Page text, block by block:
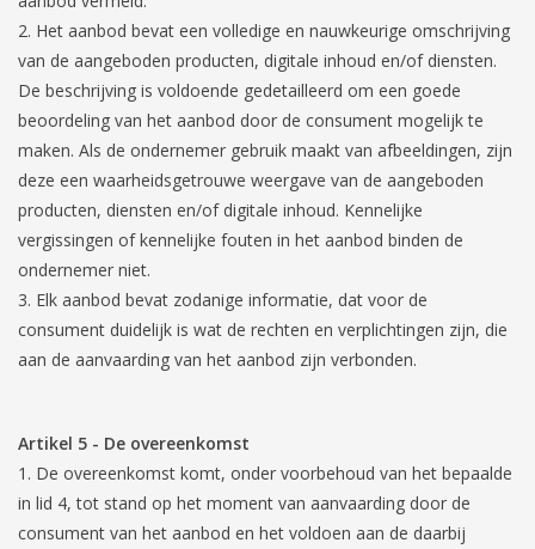
Het aanbod bevat een volledige en nauwkeurige omschrijving
van de aangeboden producten, digitale inhoud en/of diensten.
De beschrijving is voldoende gedetailleerd om een goede
beoordeling van het aanbod door de consument mogelijk te
maken. Als de ondernemer gebruik maakt van afbeeldingen, zijn
deze een waarheidsgetrouwe weergave van de aangeboden
producten, diensten en/of digitale inhoud. Kennelijke
vergissingen of kennelijke fouten in het aanbod binden de
ondernemer niet.
Elk aanbod bevat zodanige informatie, dat voor de
consument duidelijk is wat de rechten en verplichtingen zijn, die
aan de aanvaarding van het aanbod zijn verbonden.
Artikel 5 - De overeenkomst
De overeenkomst komt, onder voorbehoud van het bepaalde
in lid 4, tot stand op het moment van aanvaarding door de
consument van het aanbod en het voldoen aan de daarbij